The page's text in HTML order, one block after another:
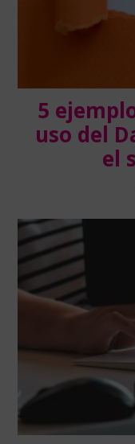
5
uso del
el